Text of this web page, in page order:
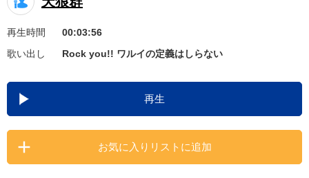
キャンペーン
お知らせ よくあるご質問
DAMの新曲・ランキングなど
カラオケ最新情報をチェック！
再生時間
00:03:56
歌い出し
Rock you!! ワルイの定義はしらない
再生
お気に入りリストに追加